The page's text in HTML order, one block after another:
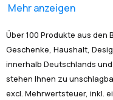
Mehr anzeigen
Über 100 Produkte aus den
Geschenke, Haushalt,
innerhalb Deutschlands
stehen Ihnen zu
excl. Mehrwertsteuer, inkl.